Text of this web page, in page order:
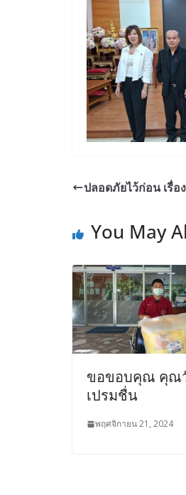
ปลอดภัยไว้ก่อน เรื่อ
You May
ขอขอบคุณ คุณ
เปรมชื่น
พฤศจิกายน 21, 2024